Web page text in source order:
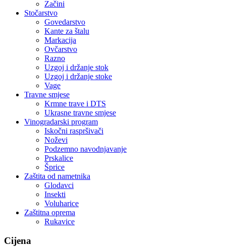
Začini
Stočarstvo
Govedarstvo
Kante za štalu
Markacija
Ovčarstvo
Razno
Uzgoj i držanje stok
Uzgoj i držanje stoke
Vage
Travne smjese
Krmne trave i DTS
Ukrasne travne smjese
Vinogradarski program
Iskočni raspršivači
Noževi
Podzemno navodnjavanje
Prskalice
Šprice
Zaštita od nametnika
Glodavci
Insekti
Voluharice
Zaštitna oprema
Rukavice
Cijena